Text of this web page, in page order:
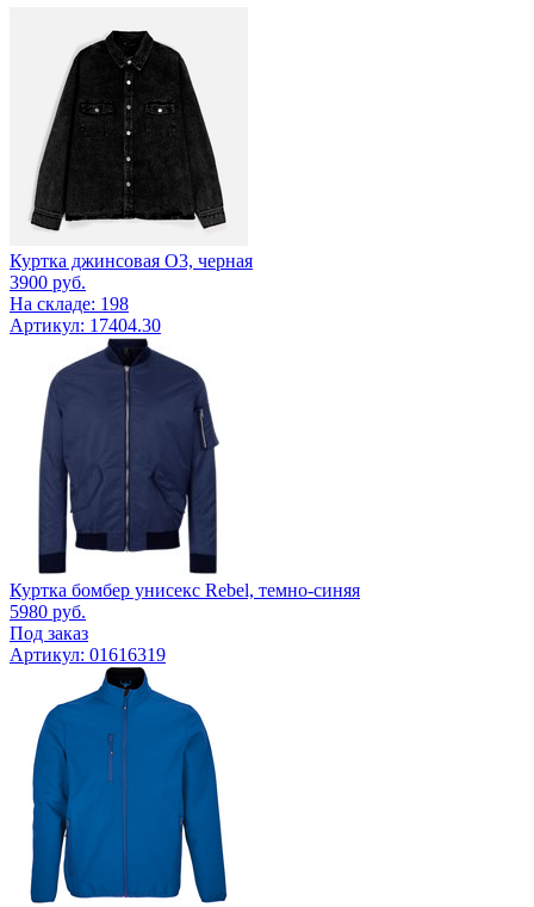
Куртка джинсовая O3, черная
3900 руб.
На складе: 198
Артикул: 17404.30
Куртка бомбер унисекс Rebel, темно-синяя
5980 руб.
Под заказ
Артикул: 01616319